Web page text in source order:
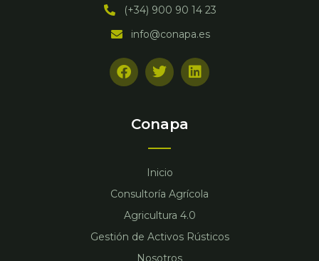
(+34) 900 90 14 23
info@conapa.es
F
a
b
T
w
t
r
L
i
Conapa
Inicio
Consultoría Agrícola
Agricultura 4.0
Gestión de Activos Rústicos